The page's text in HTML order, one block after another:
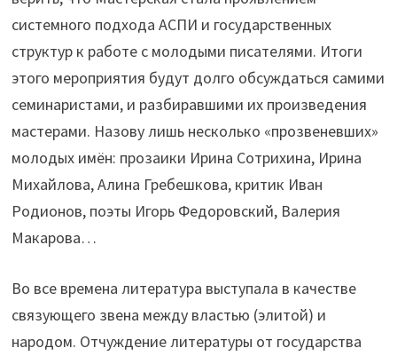
системного подхода АСПИ и государственных
структур к работе с молодыми писателями. Итоги
этого мероприятия будут долго обсуждаться самими
семинаристами, и разбиравшими их произведения
мастерами. Назову лишь несколько «прозвеневших»
молодых имён: прозаики Ирина Сотрихина, Ирина
Михайлова, Алина Гребешкова, критик Иван
Родионов, поэты Игорь Федоровский, Валерия
Макарова…
Во все времена литература выступала в качестве
связующего звена между властью (элитой) и
народом. Отчуждение литературы от государства